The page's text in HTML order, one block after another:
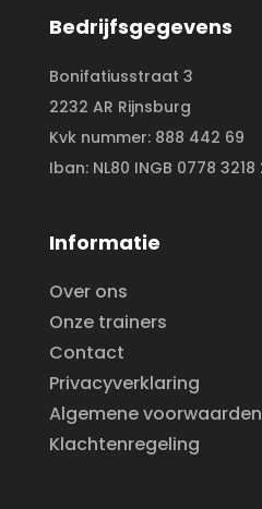
Bedrijfsgegevens
Bonifatiusstraat 3
2232 AR Rijnsburg
Kvk nummer: 888 442 69
Iban: NL80 INGB 0778 3218
Informatie
Over ons
Onze trainers
Contact
Privacyverklaring
Algemene voorwaarden
Klachtenregeling